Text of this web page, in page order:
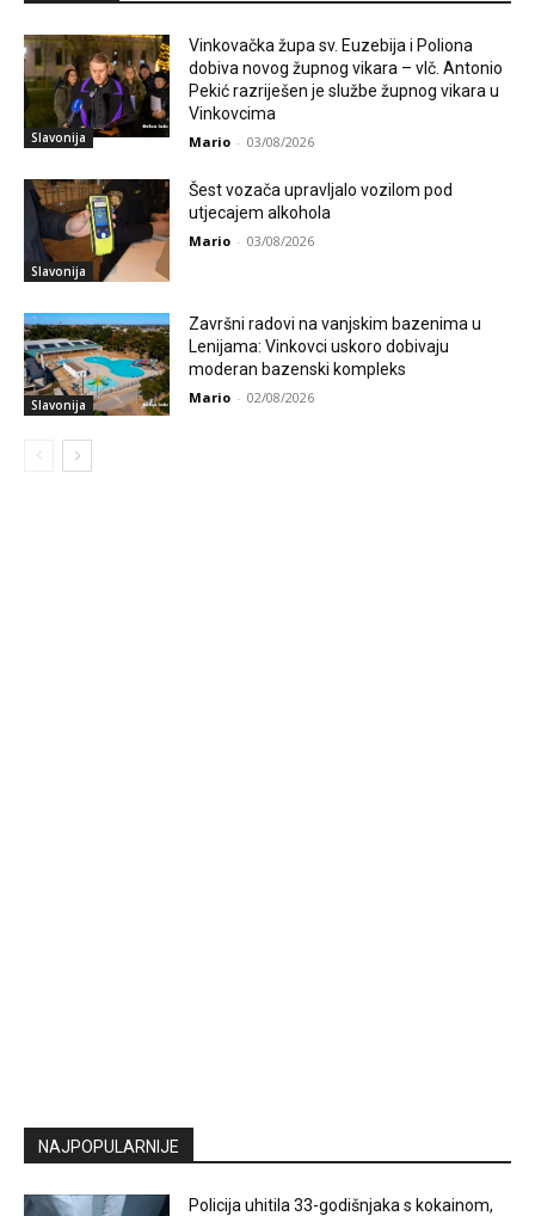
Slavonija
Vinkovačka župa sv. Euzebija i Poliona
dobiva novog župnog vikara – vlč. Antonio
Pekić razriješen je službe župnog vikara u
Vinkovcima
Mario - 03/08/2026
Slavonija
Šest vozača upravljalo vozilom pod
utjecajem alkohola
Mario - 03/08/2026
Slavonija
Završni radovi na vanjskim bazenima u
Lenijama: Vinkovci uskoro dobivaju
moderan bazenski kompleks
Mario - 02/08/2026
NAJPOPULARNIJE
Policija uhitila 33-godišnjaka s kokainom,